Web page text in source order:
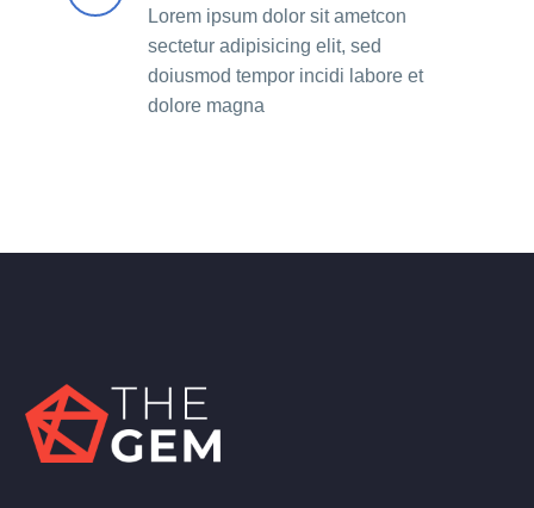
Lorem ipsum dolor sit ametcon
sectetur adipisicing elit, sed
doiusmod tempor incidi labore et
dolore magna